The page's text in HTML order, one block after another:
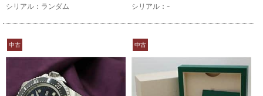
シリアル：ランダム シリアル：-
中古 中古